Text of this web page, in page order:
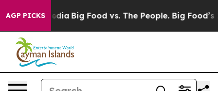
AGP PICKS
Media Big Food vs. The People. Big Food’s 239